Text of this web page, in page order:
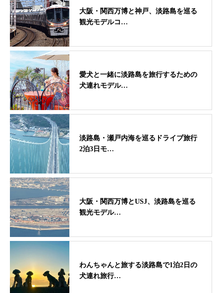
大阪・関西万博と神戸、淡路島を巡る
観光モデルコ…
愛犬と一緒に淡路島を旅行するための
犬連れモデル…
淡路島・瀬戸内海を巡るドライブ旅行
2泊3日モ…
大阪・関西万博とUSJ、淡路島を巡る
観光モデル…
わんちゃんと旅する淡路島で1泊2日の
犬連れ旅行…